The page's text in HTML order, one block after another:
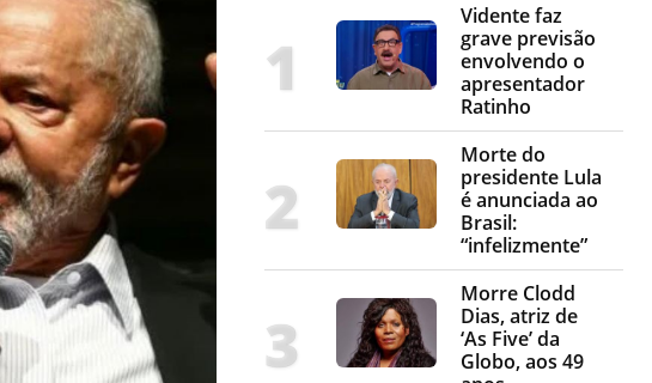
Vidente faz
grave previsão
envolvendo o
apresentador
Ratinho
Morte do
presidente Lula
é anunciada ao
Brasil:
“infelizmente”
Morre Clodd
Dias, atriz de
‘As Five’ da
Globo, aos 49